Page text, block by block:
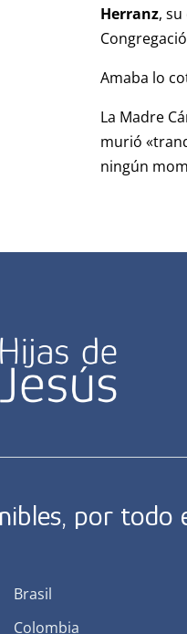
Herranz, su
Amaba lo
La Madre
murió
ningún
por todo
Brasil
Colombia